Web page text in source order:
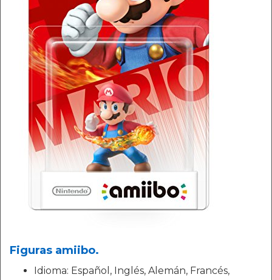
Figuras amiibo.
Idioma: Español, Inglés, Alemán, Francés,